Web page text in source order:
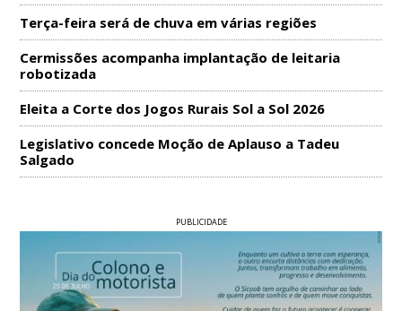
Terça-feira será de chuva em várias regiões
Cermissões acompanha implantação de leitaria
robotizada
Eleita a Corte dos Jogos Rurais Sol a Sol 2026
Legislativo concede Moção de Aplauso a Tadeu
Salgado
PUBLICIDADE